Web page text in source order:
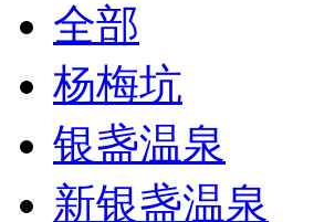
全部
杨梅坑
银盏温泉
新银盏温泉